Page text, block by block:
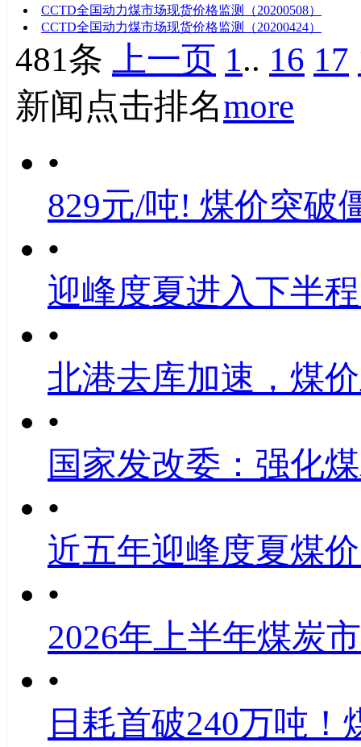
CCTD全国动力煤市场现货价格监测（20200508）
CCTD全国动力煤市场现货价格监测（20200424）
481条 上一页 1.. 16 17
新闻点击排名more
•
829元/吨! 煤价突破
•
迎峰度夏进入下半
•
北港去库加速，煤
•
国家发改委：强化
•
近五年迎峰度夏煤
•
2026年上半年煤炭
•
日耗首破240万吨！